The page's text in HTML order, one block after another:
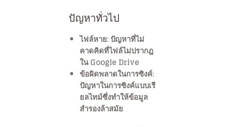
ปัญหาทั่วไป
ไฟล์หาย: ปัญหาที่ไม่
คาดคิดที่ไฟล์ไม่ปรากฎ
ใน Google Drive
ข้อผิดพลาดในการซิงค์:
ปัญหาในการซิงค์แบบเรี
ยลไทม์ซึ่งทำให้ข้อมูล
สำรองล้าสมัย